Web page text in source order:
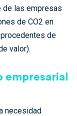
de las empresas
de CO2 en
de
valor).
empresarial
necesidad